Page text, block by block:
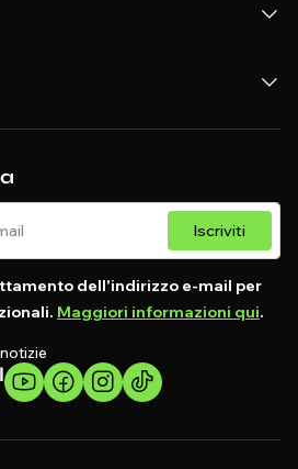
Iscriviti
dell'indirizzo e-mail per
Maggiori informazioni qui.